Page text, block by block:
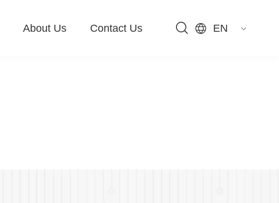
About Us Contact Us EN